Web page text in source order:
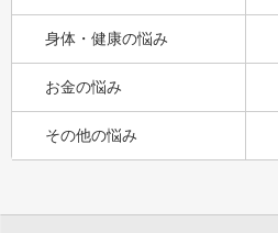
身体・健康の悩み
お金の悩み
その他の悩み